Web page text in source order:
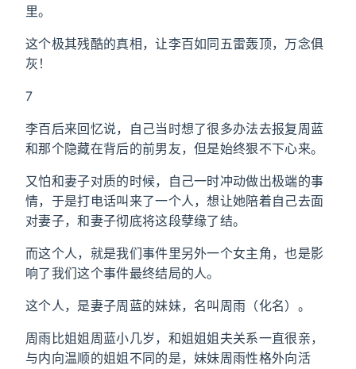
里。
这个极其残酷的真相，让李百如同五雷轰顶，万念俱
灰！
7
李百后来回忆说，自己当时想了很多办法去报复周蓝
和那个隐藏在背后的前男友，但是始终狠不下心来。
又怕和妻子对质的时候，自己一时冲动做出极端的事
情，于是打电话叫来了一个人，想让她陪着自己去面
对妻子，和妻子彻底将这段孽缘了结。
而这个人，就是我们事件里另外一个女主角，也是影
响了我们这个事件最终结局的人。
这个人，是妻子周蓝的妹妹，名叫周雨（化名）。
周雨比姐姐周蓝小几岁，和姐姐姐夫关系一直很亲，
与内向温顺的姐姐不同的是，妹妹周雨性格外向活